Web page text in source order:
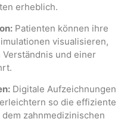
erheblich.
Patienten können ihre
visualisieren,
und einer
Digitale Aufzeichnungen
so die effiziente
zahnmedizinischen